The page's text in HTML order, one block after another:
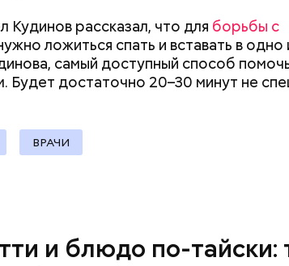
Кудинов рассказал, что для борьбы с
ложиться спать и вставать в одно
самый доступный способ
Будет достаточно 20–30 минут не
ВРАЧИ
и блюдо по-тайски:
Алексей Калинчев рассказал, что
растение.
батареи дома и
штраф
претендовать и
документы